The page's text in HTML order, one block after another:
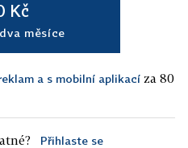
Kč
měsíce
a s mobilní aplikací za 80
Přihlaste se